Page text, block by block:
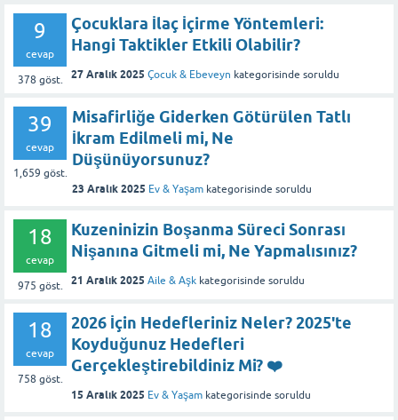
9
cevap
378 göst.
Çocuklara İlaç İçirme Yöntemleri:
Hangi Taktikler Etkili Olabilir?
27 Aralık 2025 Çocuk & Ebeveyn kategorisinde soruldu
39
cevap
1,659 göst.
Misafirliğe Giderken Götürülen Tatlı
İkram Edilmeli mi, Ne
Düşünüyorsunuz?
23 Aralık 2025 Ev & Yaşam kategorisinde soruldu
18
cevap
975 göst.
Kuzeninizin Boşanma Süreci Sonrası
Nişanına Gitmeli mi, Ne Yapmalısınız?
21 Aralık 2025 Aile & Aşk kategorisinde soruldu
18
cevap
758 göst.
2026 İçin Hedefleriniz Neler? 2025'te
Koyduğunuz Hedefleri
Gerçekleştirebildiniz Mi? ❤️
15 Aralık 2025 Ev & Yaşam kategorisinde soruldu